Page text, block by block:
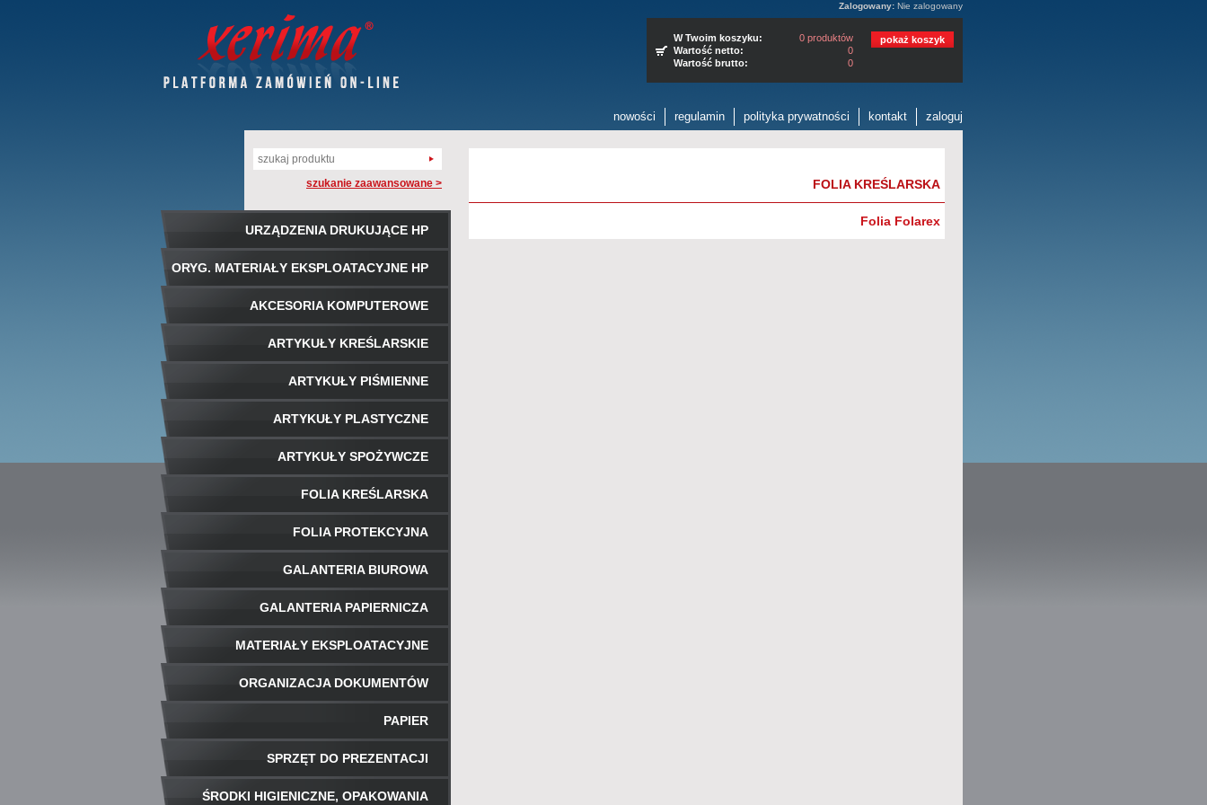
Zalogowany: Nie zalogowany
W Twoim koszyku:
0 produktów
Wartość netto:
0
Wartość brutto:
0
pokaż koszyk
nowości regulamin polityka prywatności kontakt zaloguj
szukanie zaawansowane >
URZĄDZENIA DRUKUJĄCE HP
ORYG. MATERIAŁY EKSPLOATACYJNE HP
AKCESORIA KOMPUTEROWE
ARTYKUŁY KREŚLARSKIE
ARTYKUŁY PIŚMIENNE
ARTYKUŁY PLASTYCZNE
ARTYKUŁY SPOŻYWCZE
FOLIA KREŚLARSKA
FOLIA PROTEKCYJNA
GALANTERIA BIUROWA
GALANTERIA PAPIERNICZA
MATERIAŁY EKSPLOATACYJNE
ORGANIZACJA DOKUMENTÓW
PAPIER
SPRZĘT DO PREZENTACJI
ŚRODKI HIGIENICZNE, OPAKOWANIA
FOLIA KREŚLARSKA
Folia Folarex